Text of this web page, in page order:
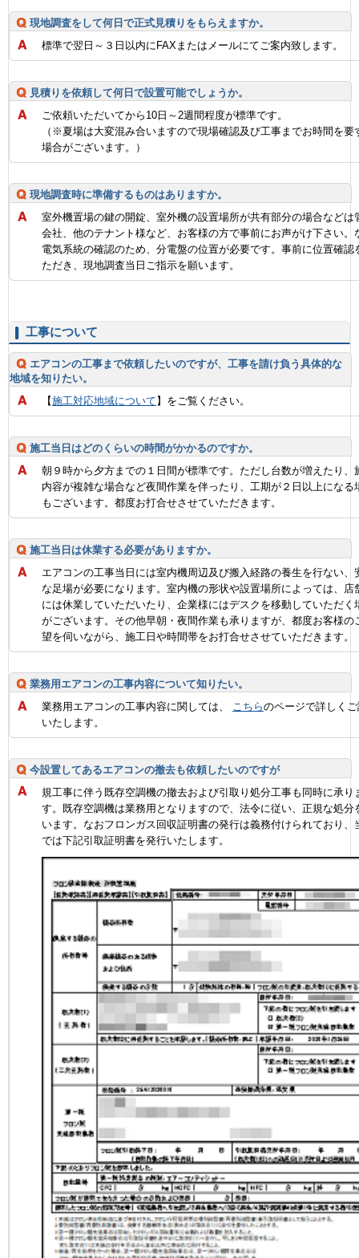
現地調査をして何日で正式見積りをもらえますか。
標準で翌日～３日以内にFAXまたはメールにてご案内致します。
見積りを依頼して何日で設置可能でしょうか。
ご依頼いただいてから10日～2週間程度が標準です。
（※夏場は大変混み合いますので現場確認及び工事までお時間を要
場合がございます。）
現地調査時に準備するものはありますか。
室外機置場の鍵の開錠、室外機の設置場所が共有部分の場合などは
会社、他のテナント様など、お客様の方で事前にお声がけ下さい。
電気系統の確認のため、分電盤の位置が必要です。事前に位置確認
ただき、現地調査当日ご指示を願います。
工事について
エアコンの工事まで依頼したいのですが、工事を請け負う具体的な
地域を知りたい。
【施工対応地域について】をご覧ください。
施工当日はどのくらいの時間がかかるのですか。
朝９時から夕方までの１日間が標準です。ただし台数が増えたり、
内容が複雑な場合など夜間作業を伴ったり、工期が２日以上になる
もございます。都度お打合せさせていただきます。
施工当日は休業する必要がありますか。
エアコンの工事当日には室内機周辺及び搬入経路の養生を行ない、
な足場が必要になります。室内機の形状や設置場所によっては、店
には休業していただいたり、企業様にはデスクを移動していただく
がございます。その他早朝・夜間作業も承りますが、都度お客様の
望を伺いながら、施工日や時間帯をお打合せさせていただきます。
業務用エアコンの工事内容について知りたい。
業務用エアコンの工事内容に関しては、
こちらのページで詳しく
いたします。
今設置してあるエアコンの撤去も依頼したいのですが
規工事に伴う既存空調機の撤去および引取り処分工事も同時に承り
す。既存空調機は業務用となりますので、法令に従い、正規な処分
います。なおフロンガス回収証明書の発行は義務付けられており、
では下記引取証明書を発行いたします。